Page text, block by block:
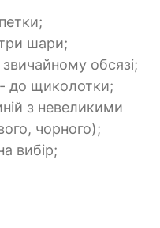
шари;
обсязі;
до щиколотки;
з невеликими
чорного);
вибір;